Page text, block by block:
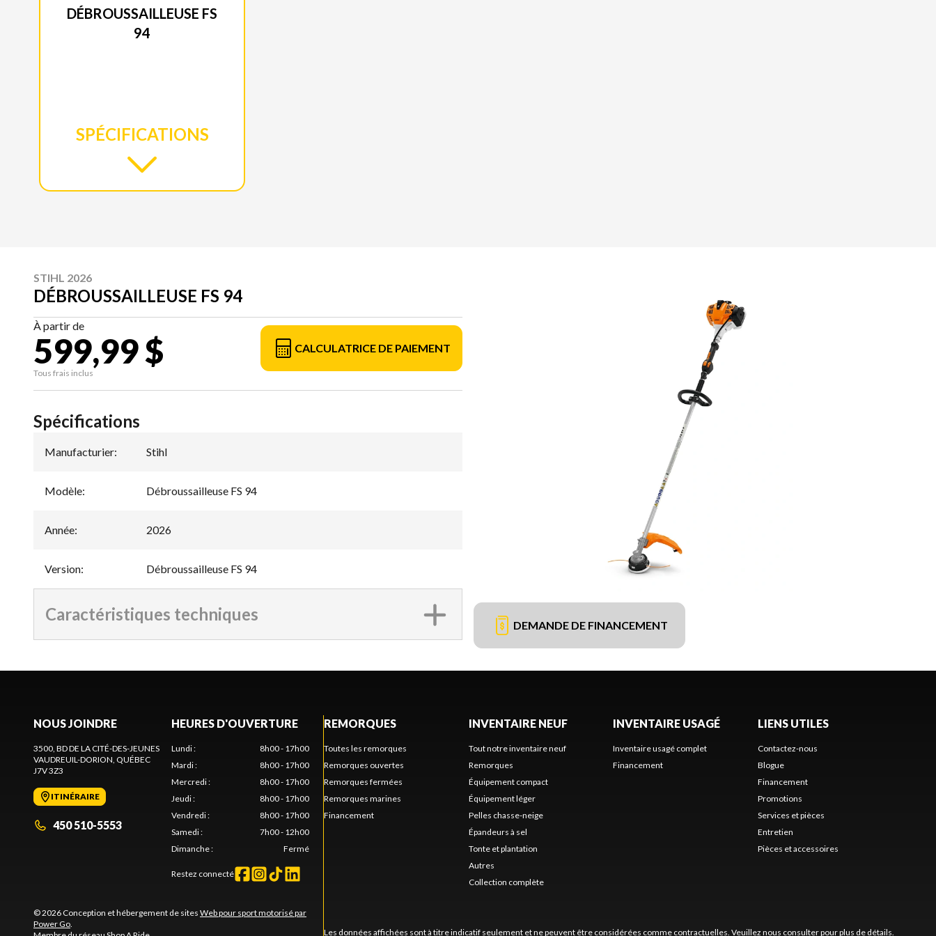
DÉBROUSSAILLEUSE FS
94
SPÉCIFICATIONS
STIHL 2026
DÉBROUSSAILLEUSE FS 94
À partir de
599,99 $
Tous frais inclus
CALCULATRICE DE PAIEMENT
DEMANDE DE FINANCEMENT
Spécifications
Manufacturier: Stihl
Modèle: Débroussailleuse FS 94
Année: 2026
Version: Débroussailleuse FS 94
Caractéristiques techniques
NOUS JOINDRE
3500, BD DE LA CITÉ-DES-JEUNES
VAUDREUIL-DORION, QUÉBEC
J7V 3Z3
ITINÉRAIRE
450 510-5553
HEURES D'OUVERTURE
Lundi:
8h00 - 17h00
Mardi:
8h00 - 17h00
Mercredi:
8h00 - 17h00
Jeudi:
8h00 - 17h00
Vendredi:
8h00 - 17h00
Samedi:
7h00 - 12h00
Dimanche: Fermé
Restez connecté
© 2026 Conception et hébergement de sites Web pour sport motorisé par
Power Go.
REMORQUES
Toutes les remorques
Remorques ouvertes
Remorques fermées
Remorques marines
Financement
INVENTAIRE NEUF
Tout notre inventaire neuf
Remorques
Équipement compact
Équipement léger
Pelles chasse-neige
Épandeurs à sel
Tonte et plantation
Autres
Collection complète
INVENTAIRE USAGÉ
Inventaire usagé complet
Financement
LIENS UTILES
Contactez-nous
Blogue
Financement
Promotions
Services et pièces
Entretien
Pièces et accessoires
Les données affichées sont à titre indicatif seulement et ne peuvent être considérées comme contractuelles. Veuillez nous consulter pour plus de détails.